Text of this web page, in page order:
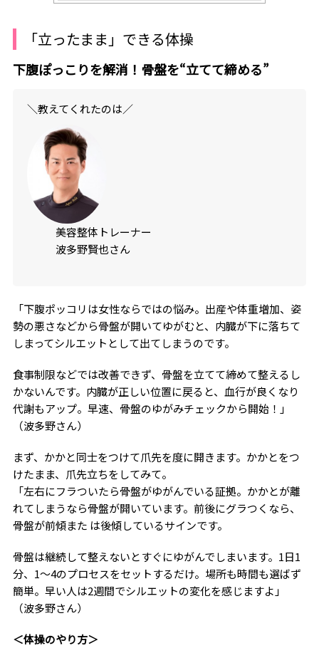
「立ったまま」できる体操
下腹ぽっこりを解消！骨盤を“立てて締める”
＼教えてくれたのは／
美容整体トレーナー
波多野賢也さん
「下腹ポッコリは女性ならではの悩み。出産や体重増加、姿
勢の悪さなどから骨盤が開いてゆがむと、内臓が下に落ちて
しまってシルエットとして出てしまうのです。
食事制限などでは改善できず、骨盤を立てて締めて整えるし
かないんです。内臓が正しい位置に戻ると、血行が良くなり
代謝もアップ。早速、骨盤のゆがみチェックから開始！」
（波多野さん）
まず、かかと同士をつけて爪先を度に開きます。かかとをつ
けたまま、爪先立ちをしてみて。
「左右にフラついたら骨盤がゆがんでいる証拠。かかとが離
れてしまうなら骨盤が開いています。前後にグラつくなら、
骨盤が前傾また は後傾しているサインです。
骨盤は継続して整えないとすぐにゆがんでしまいます。1日1
分、1～4のプロセスをセットするだけ。場所も時間も選ばず
簡単。早い人は2週間でシルエットの変化を感じますよ」
（波多野さん）
＜体操のやり方＞